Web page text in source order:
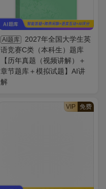
AI题库
2027年全国大学生英
语竞赛C类（本科生）题库
【历年真题（视频讲解）＋
章节题库＋模拟试题】AI讲
解
VIP 免费